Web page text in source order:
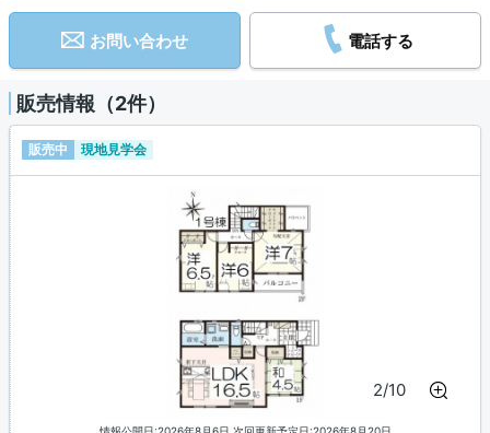
お問い合わせ 電話する
販売情報（2件）
販売中 現地見学会
2/10